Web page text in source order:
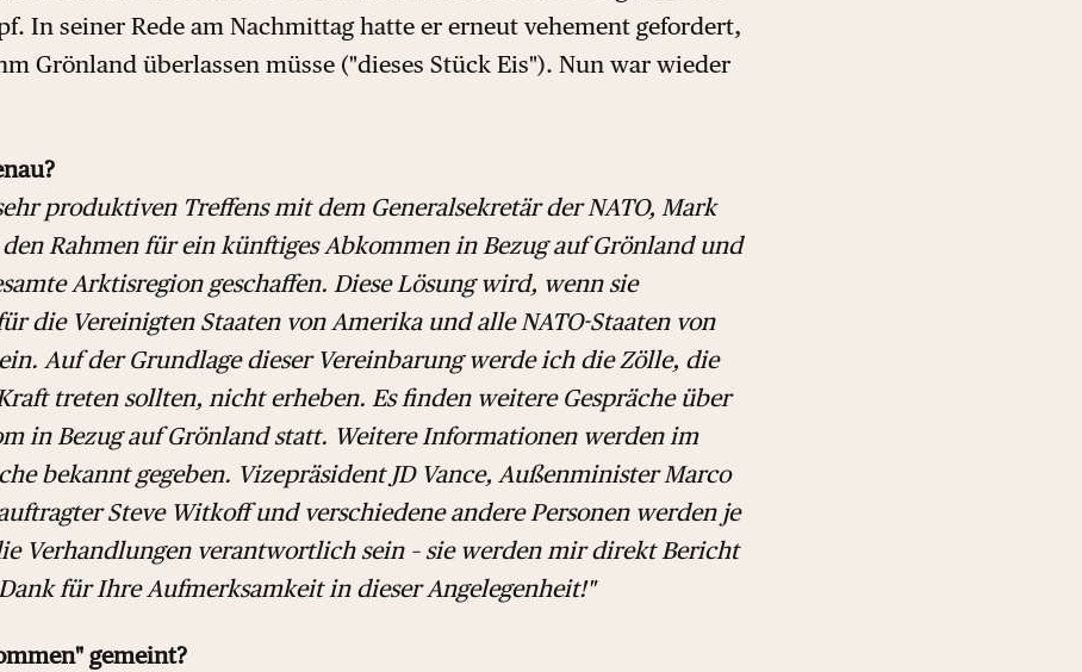
In seiner Rede am Nachmittag hatte er erneut vehement gefordert,
Grönland überlassen müsse ("dieses Stück Eis"). Nun war wieder
produktiven Treffens mit dem Generalsekretär der NATO, Mark
Rahmen für ein künftiges Abkommen in Bezug auf Grönland und
Arktisregion geschaffen. Diese Lösung wird, wenn sie
die Vereinigten Staaten von Amerika und alle NATO-Staaten von
Auf der Grundlage dieser Vereinbarung werde ich die Zölle, die
treten sollten, nicht erheben. Es finden weitere Gespräche über
in Bezug auf Grönland statt. Weitere Informationen werden im
bekannt gegeben. Vizepräsident JD Vance, Außenminister Marco
Steve Witkoff und verschiedene andere Personen werden je
Verhandlungen verantwortlich sein – sie werden mir direkt Bericht
für Ihre Aufmerksamkeit in dieser Angelegenheit!"
gemeint?